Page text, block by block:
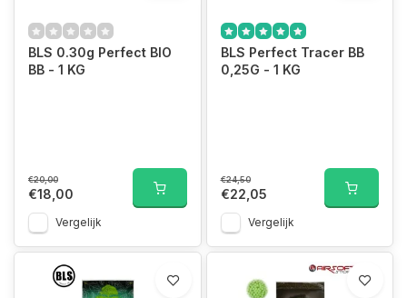
BLS 0.30g Perfect BIO
BB - 1 KG
€20,00
€18,00
Vergelijk
BLS Perfect Tracer BB
0,25G - 1 KG
€24,50
€22,05
Vergelijk